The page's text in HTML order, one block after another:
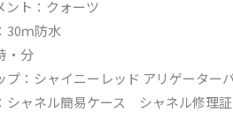
ント：クォーツ
30ｍ防水
・分
プ：シャイニーレッド アリゲーター
シャネル簡易ケース シャネル修理